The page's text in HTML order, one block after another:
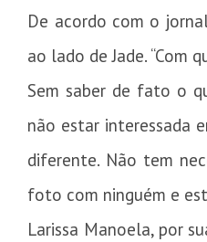
De acordo com o
ao lado de Jade. “Com
Sem saber de fato o
não estar interessada
diferente. Não tem
foto com ninguém e
Larissa Manoela, por